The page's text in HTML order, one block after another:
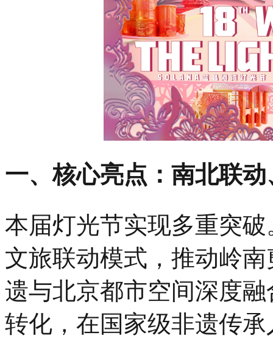
一、核心亮点：南北联
本届灯光节实现多重突破
文旅联动模式，推动岭
遗与北京都市空间深度
转化，在国家级非遗传